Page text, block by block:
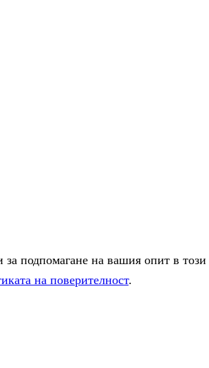
подпомагане на вашия опит в
на поверителност.